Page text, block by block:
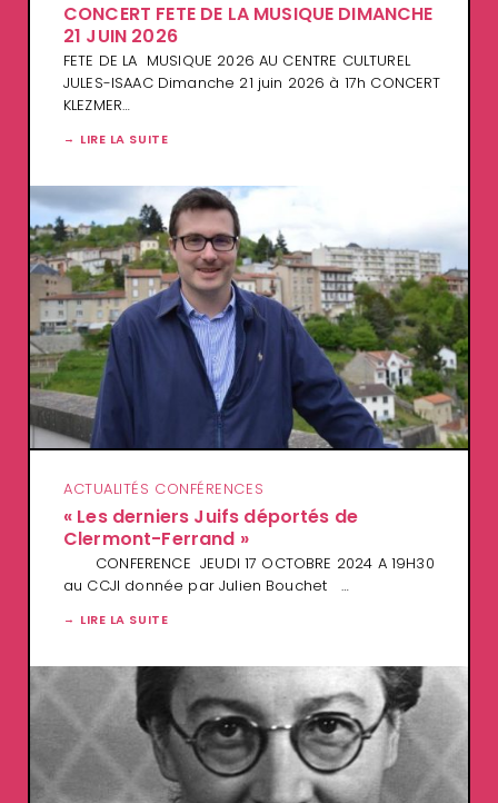
CONCERT FETE DE LA MUSIQUE DIMANCHE
21 JUIN 2026
FETE DE LA MUSIQUE 2026 AU CENTRE CULTUREL
JULES-ISAAC Dimanche 21 juin 2026 à 17h CONCERT
KLEZMER…
LIRE LA SUITE
ACTUALITÉS CONFÉRENCES
« Les derniers Juifs déportés de
Clermont-Ferrand »
CONFERENCE JEUDI 17 OCTOBRE 2024 A 19H30
au CCJI donnée par Julien Bouchet …
LIRE LA SUITE